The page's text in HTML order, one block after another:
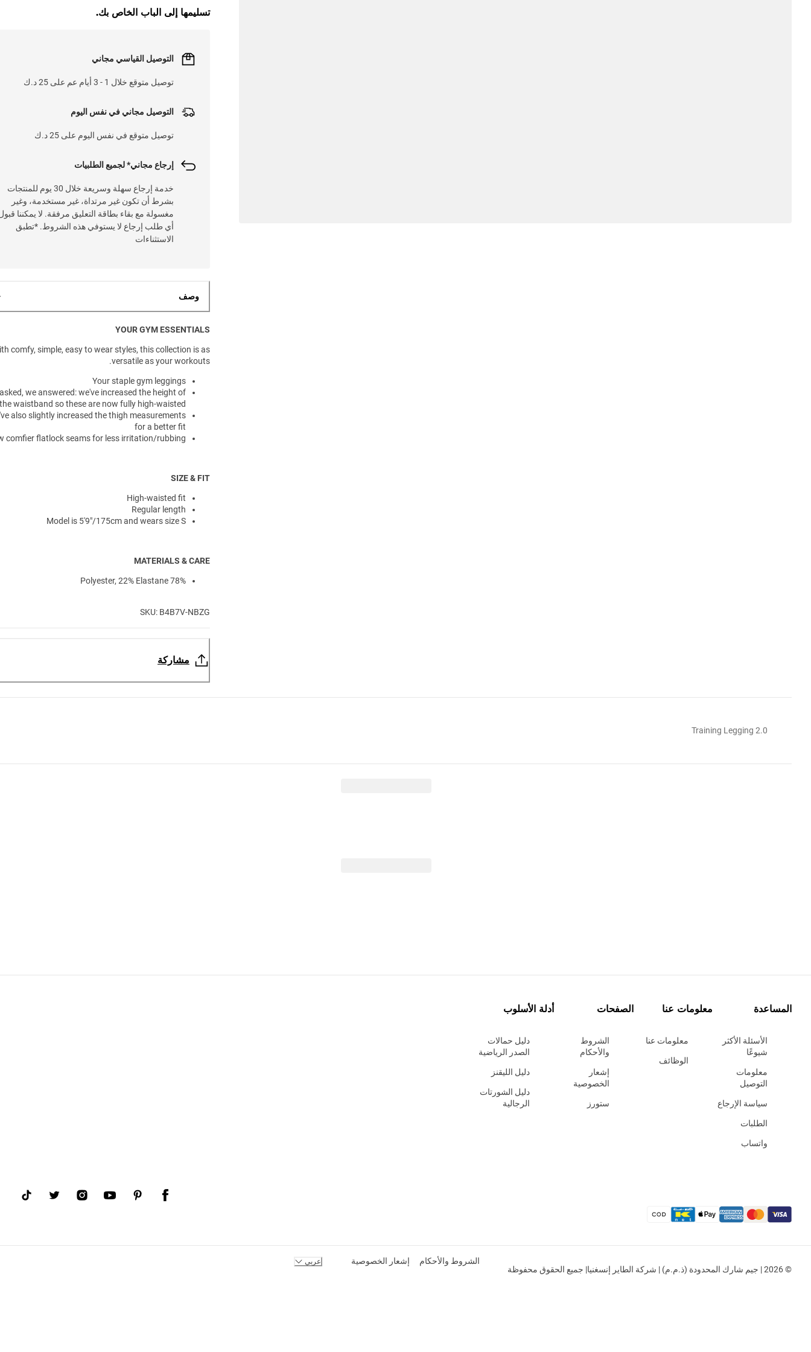
تسليمها إلى الباب الخاص بك.
التوصيل القياسي مجاني
توصيل متوقع خلال 1 - 3 أيام عم على 25 د.ك
التوصيل مجاني في نفس اليوم
توصيل متوقع في نفس اليوم على 25 د.ك
إرجاع مجاني* لجميع الطلبيات
خدمة إرجاع سهلة وسريعة خلال 30 يوم للمنتجات
بشرط أن تكون غير مرتداة، غير مستخدمة، وغير
مغسولة مع بقاء بطاقة التعليق مرفقة. لا يمكننا
أي طلب إرجاع لا يستوفي هذه الشروط. *تطبق
الاستثناءات
وصف
YOUR GYM ESSENTIALS
comfy, simple, easy to wear styles, this collection is as
versatile as your workouts.
Your staple gym leggings
we answered: we've increased the height of
the waistband so these are now fully high-waisted
also slightly increased the thigh measurements
for a better fit
comfier flatlock seams for less irritation/rubbing
SIZE & FIT
High-waisted fit
Regular length
Model is 5'9"/175cm and wears size S
MATERIALS & CARE
78% Polyester, 22% Elastane
SKU: B4B7V-NBZG
مشاركة
Training Legging 2.0
المساعدة
الأسئلة الأكثر
شيوعًا
معلومات
التوصيل
سياسة الإرجاع
الطلبات
واتساب
معلومات عنا
معلومات عنا
الوظائف
الصفحات
الشروط
والأحكام
إشعار
الخصوصية
ستورز
أدلة الأسلوب
دليل حمالات
الصدر الرياضية
دليل الليقنز
دليل الشورتات
الرجالية
© 2026 | جيم شارك المحدودة (ذ.م.م) | شركة الطاير إنسغنيا| جميع الحقوق محفوظة
الشروط والأحكام إشعار الخصوصية عربي